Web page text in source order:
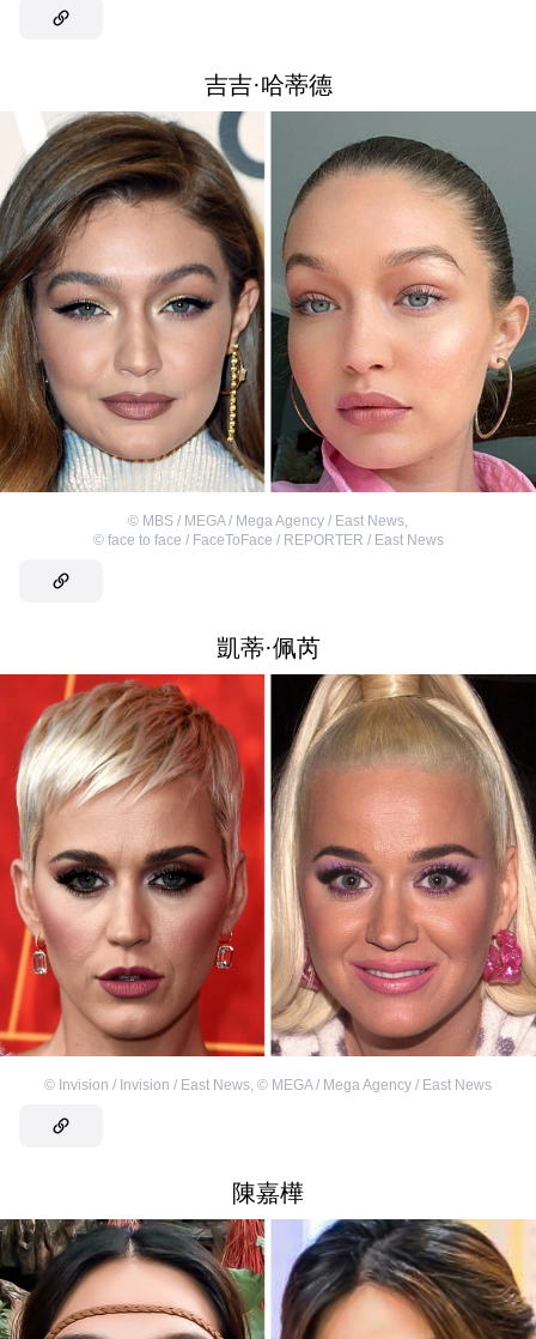
吉吉·哈蒂德
© MBS / MEGA / Mega Agency / East News,
© face to face / FaceToFace / REPORTER / East News
凱蒂·佩芮
© Invision / Invision / East News © MEGA / Mega Agency / East News
陳嘉樺